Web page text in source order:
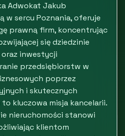
Adwokat Jakub
w sercu Poznania, oferuje
prawną firm, koncentrując
się dziedzinie
inwestycji
przedsiębiorstw w
poprzez
i skutecznych
kluczowa misja kancelarii.
nieruchomości stanowi
klientom